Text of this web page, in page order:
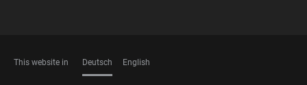
This website in Deutsch English